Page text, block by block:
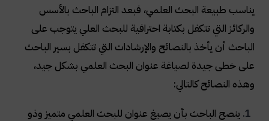
يناسب طبيعة البحث العلمي، فبعد التزام الباحث بالأسس
والركائز التي تتكفل بكتابة احترافية للبحث العلي يتوجب على
الباحث أن يأخذ بالنصائح والإرشادات التي تتكفل بسير الباحث
على خطى جيدة لصياغة عنوان البحث العلمي بشكل جيد،
وهذه النصائح كالتالي:
ينصح الباحث بأن يصيغ عنوان للبحث العلمي متميز وذو